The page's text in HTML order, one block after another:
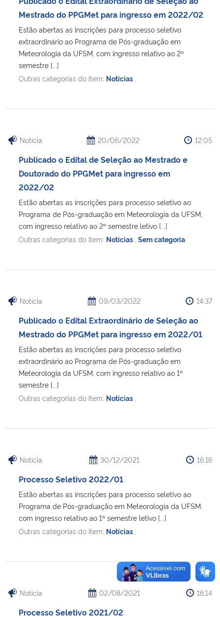
Ministério da Saúde
Ministério de Minas e Energia
Ministério do Turismo
Ministério do Desenvolvimento Regional
Controladoria-Geral da União
Ministério da Mulher, da Família e dos Direitos Humanos
Secretaria-Geral
Secretaria de Governo
Gabinete de Segurança Institucional
Advocacia-Geral da União
Banco Central do Brasil
Planalto
Mestrado do PPGMet para ingresso em 2022/02
Estão abertas as inscrições para processo seletivo
extraordinário ao Programa de Pós-graduação em
Meteorologia da UFSM, com ingresso relativo ao 2º
semestre [...]
Outras categorias do item: Notícias
Notícia 20/06/2022 12:05
Publicado o Edital de Seleção ao Mestrado e
Doutorado do PPGMet para ingresso em
2022/02
Estão abertas as inscrições para processo seletivo ao
Programa de Pós-graduação em Meteorologia da UFSM,
com ingresso relativo ao 2º semestre letivo [...]
Outras categorias do item: Notícias Sem categoria
Notícia 09/03/2022 14:37
Publicado o Edital Extraordinário de Seleção ao
Mestrado do PPGMet para ingresso em 2022/01
Estão abertas as inscrições para processo seletivo
extraordinário ao Programa de Pós-graduação em
Meteorologia da UFSM, com ingresso relativo ao 1º
semestre [...]
Outras categorias do item: Notícias
Notícia 30/12/2021 16:16
Processo Seletivo 2022/01
Estão abertas as inscrições para processo seletivo ao
Programa de Pós-graduação em Meteorologia da UFSM,
com ingresso relativo ao 1º semestre letivo [...]
Outras categorias do item: Notícias
Notícia 02/08/2021 16:14
Processo Seletivo 2021/02